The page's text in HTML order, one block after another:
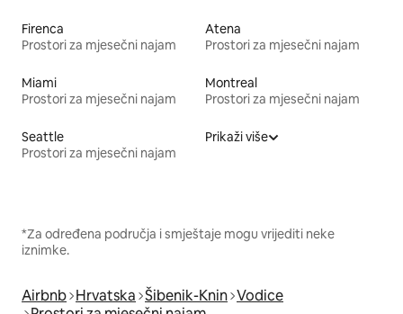
Firenca
Prostori za mjesečni najam
Atena
Prostori za mjesečni najam
Miami
Prostori za mjesečni najam
Montreal
Prostori za mjesečni najam
Seattle
Prostori za mjesečni najam
Prikaži više
*Za određena područja i smještaje mogu vrijediti neke
iznimke.
Airbnb Hrvatska Šibenik-Knin Vodice